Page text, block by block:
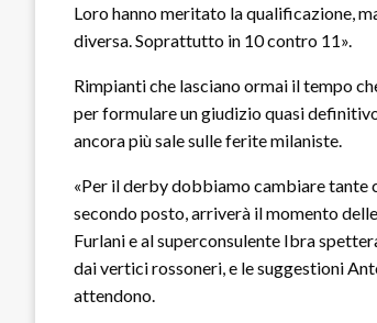
Loro hanno meritato la qualificazione,
diversa. Soprattutto in 10 contro 11».
Rimpianti che lasciano ormai il tempo
per formulare un giudizio quasi
ancora più sale sulle ferite milaniste.
«Per il derby dobbiamo cambiare tante
secondo posto, arriverà il momento
Furlani e al superconsulente Ibra
dai vertici rossoneri, e le suggestioni
attendono.